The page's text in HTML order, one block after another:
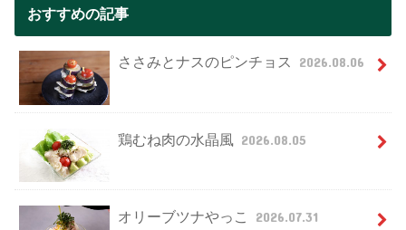
おすすめの記事
ささみとナスのピンチョス 2026.08.06
鶏むね肉の水晶風 2026.08.05
オリーブツナやっこ 2026.07.31